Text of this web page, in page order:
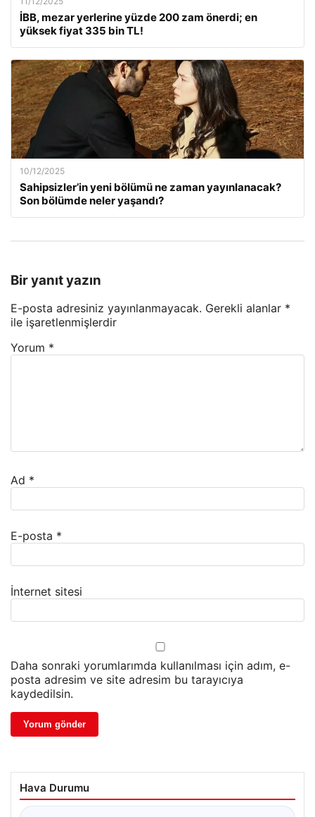
İBB, mezar yerlerine yüzde 200 zam önerdi; en
yüksek fiyat 335 bin TL!
10/12/2025
Sahipsizler’in yeni bölümü ne zaman yayınlanacak?
Son bölümde neler yaşandı?
Bir yanıt yazın
E-posta adresiniz yayınlanmayacak. Gerekli alanlar *
ile işaretlenmişlerdir
Yorum *
Ad *
E-posta *
İnternet sitesi
Daha sonraki yorumlarımda kullanılması için adım, e-
posta adresim ve site adresim bu tarayıcıya
kaydedilsin.
Hava Durumu